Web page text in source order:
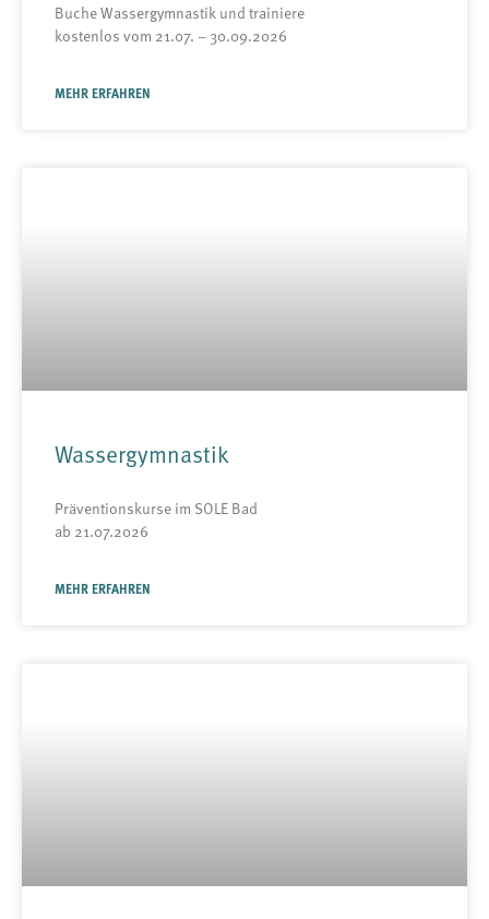
Buche Wassergymnastik und trainiere
kostenlos vom 21.07. – 30.09.2026
MEHR ERFAHREN
Wassergymnastik
Präventionskurse im SOLE Bad
ab 21.07.2026
MEHR ERFAHREN